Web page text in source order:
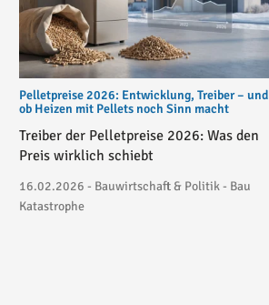
Pelletpreise 2026: Entwicklung, Treiber – und
ob Heizen mit Pellets noch Sinn macht
Treiber der Pelletpreise 2026: Was den
Preis wirklich schiebt
16.02.2026 - Bauwirtschaft & Politik - Bau
Katastrophe